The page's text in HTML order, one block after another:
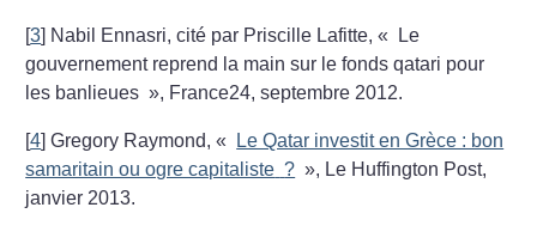
[3] Nabil Ennasri, cité par Priscille Lafitte, «
Le
gouvernement reprend la main sur le fonds qatari pour
les banlieues », France24, septembre 2012.
[4]Gregory Raymond, «
Le Qatar investit en Grèce : bon
samaritain ou ogre capitaliste ? », Le Huffington Post,
janvier 2013.